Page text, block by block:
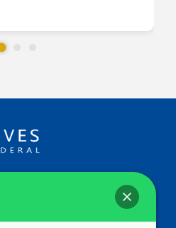
Ed. Principal, Ala C – Gabinete